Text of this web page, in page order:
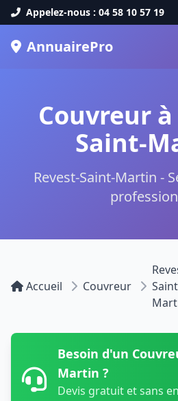
Appelez-nous : 04 58 10 57 19
AnnuairePro
Couvreur
Saint-
Revest-Saint-Martin -
Accueil Couvreur
Besoin d'un
Martin ?
Devis gratuit et sans